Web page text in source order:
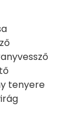
tenyere